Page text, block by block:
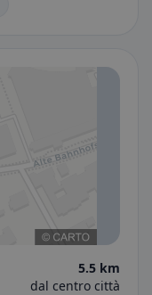
5.5 km
dal centro città